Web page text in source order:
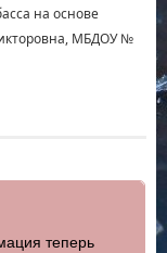
на основе
МБДОУ №
теперь